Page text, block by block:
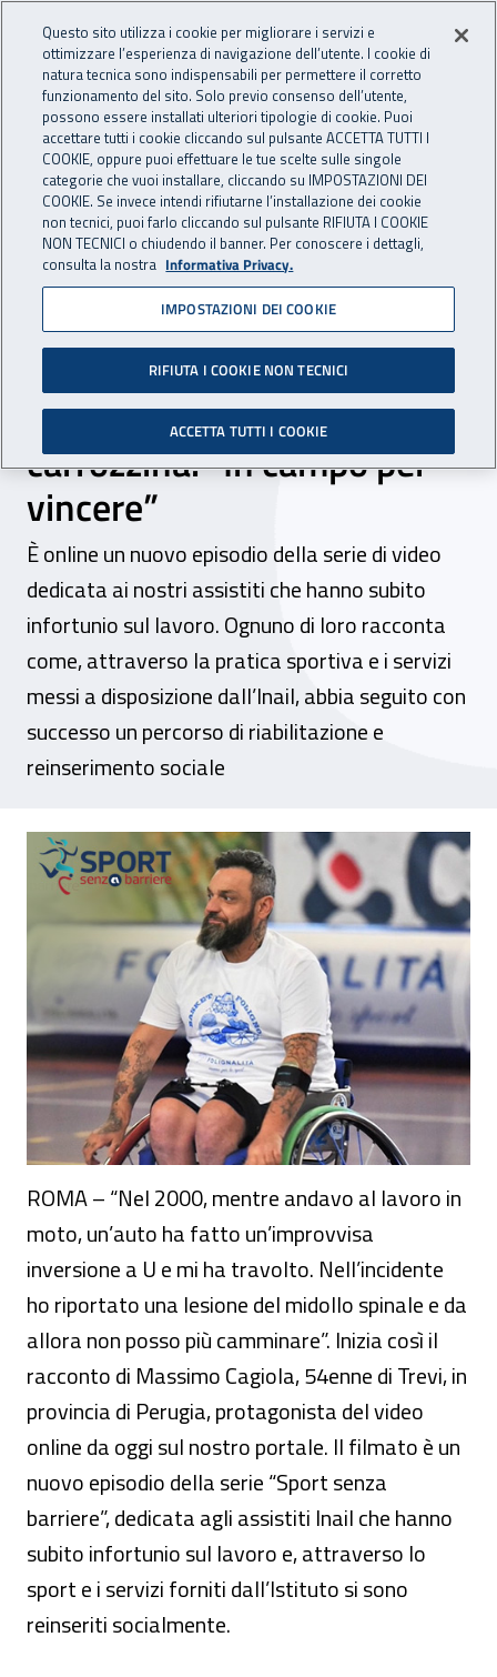
INAIL - Istituto Nazionale
Apri cerca
Navigazione principale
Navigazione - Ti trovi in:
Home Inail comunica News
06 giugno 2023
Sport senza barriere, la
storia di Massimo
dall’incidente al tennis in
carrozzina: “In campo per
vincere”
È online un nuovo episodio della serie di video
dedicata ai nostri assistiti che hanno subito
infortunio sul lavoro. Ognuno di loro racconta
come, attraverso la pratica sportiva e i servizi
messi a disposizione dall’Inail, abbia seguito con
successo un percorso di riabilitazione e
reinserimento sociale
Sport senza barriere, la storia di
ROMA – “Nel 2000, mentre andavo al lavoro in
moto, un’auto ha fatto un’improvvisa
inversione a U e mi ha travolto. Nell’incidente
ho riportato una lesione del midollo spinale e da
allora non posso più camminare”. Inizia così il
racconto di Massimo Cagiola, 54enne di Trevi, in
provincia di Perugia, protagonista del video
online da oggi sul nostro portale. Il filmato è un
nuovo episodio della serie “Sport senza
barriere”, dedicata agli assistiti Inail che hanno
subito infortunio sul lavoro e, attraverso lo
sport e i servizi forniti dall’Istituto si sono
reinseriti socialmente.
Questo sito utilizza i cookie per migliorare i servizi e
ottimizzare l’esperienza di navigazione dell’utente. I cookie di
natura tecnica sono indispensabili per permettere il corretto
funzionamento del sito. Solo previo consenso dell’utente,
possono essere installati ulteriori tipologie di cookie. Puoi
accettare tutti i cookie cliccando sul pulsante ACCETTA TUTTI I
COOKIE, oppure puoi effettuare le tue scelte sulle singole
categorie che vuoi installare, cliccando su IMPOSTAZIONI DEI
COOKIE. Se invece intendi rifiutarne l’installazione dei cookie
non tecnici, puoi farlo cliccando sul pulsante RIFIUTA I COOKIE
NON TECNICI o chiudendo il banner. Per conoscere i dettagli,
consulta la nostra Informativa Privacy.
IMPOSTAZIONI DEI COOKIE
RIFIUTA I COOKIE NON TECNICI
ACCETTA TUTTI I COOKIE